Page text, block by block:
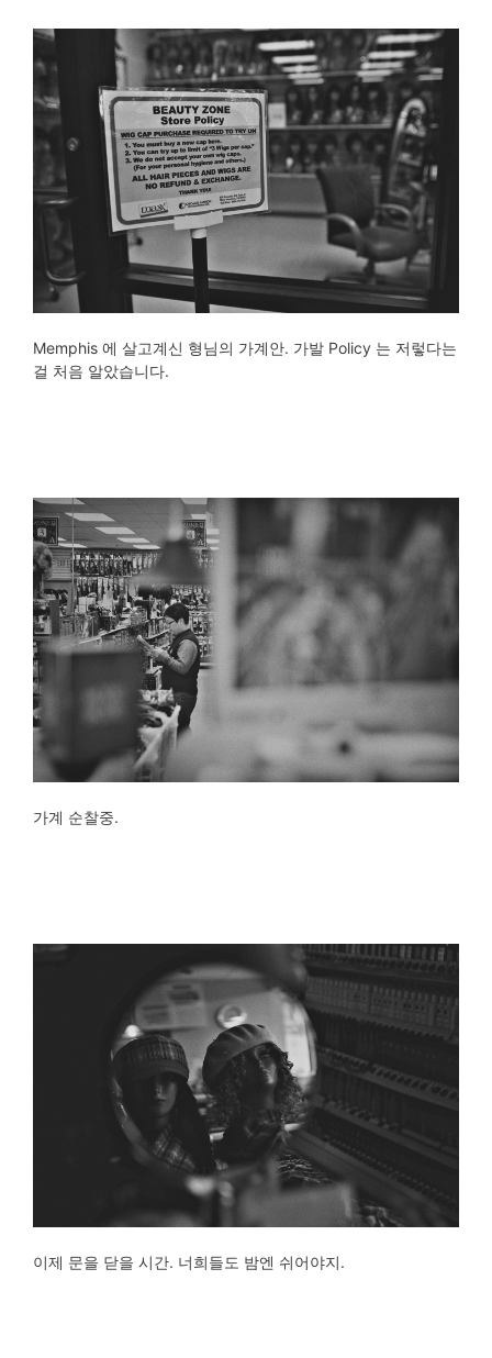
Memphis 에 살고계신 형님의 가계안. 가발 Policy 는 저렇다는
걸 처음 알았습니다.
가계 순찰중.
이제 문을 닫을 시간. 너희들도 밤엔 쉬어야지.